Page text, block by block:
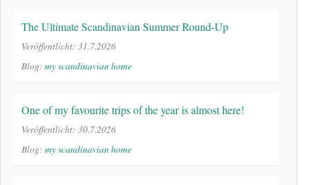
The Ultimate Scandinavian Summer Round-Up
Veröffentlicht: 31.7.2026
Blog: my scandinavian home
One of my favourite trips of the year is almost here!
Veröffentlicht: 30.7.2026
Blog: my scandinavian home